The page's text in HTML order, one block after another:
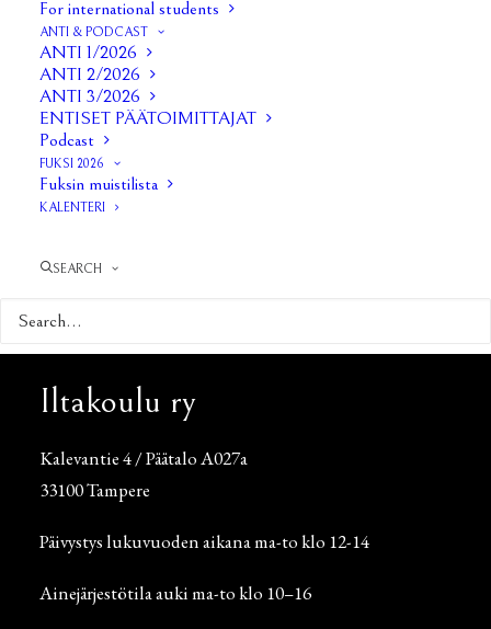
For international students
ANTI & PODCAST
ANTI 1/2026
ANTI 2/2026
ANTI 3/2026
ENTISET PÄÄTOIMITTAJAT
Podcast
FUKSI 2026
Fuksin muistilista
KALENTERI
SEARCH
Iltakoulu ry
Kalevantie 4 / Päätalo A027a
33100 Tampere
Päivystys lukuvuoden aikana ma-to klo 12-14
Ainejärjestötila auki ma-to klo 10–16